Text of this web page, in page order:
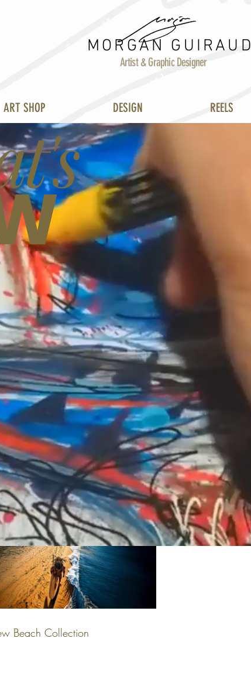
MORGAN GUIRAUD
Artist & Graphic Designer
Beach Collection
ART SHOP DESIGN REELS